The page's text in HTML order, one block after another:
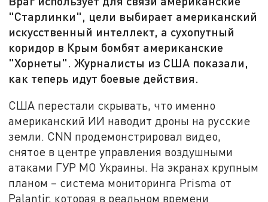
"Старлинки", цели выбирает американский
искусственный интеллект, а сухопутный
коридор в Крым бомбят американские
"Хорнеты". Журналисты из США показали,
как теперь идут боевые действия.
США перестали скрывать, что именно
американский ИИ наводит дроны на русские
земли. CNN продемонстрировал видео,
снятое в центре управления воздушными
атаками ГУР МО Украины. На экранах крупным
планом – система мониторинга Prisma от
Palantir, которая в реальном времени